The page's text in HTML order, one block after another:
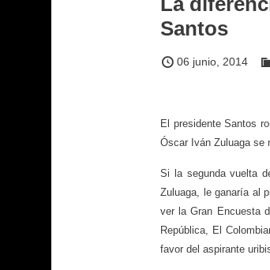
Santos
06 junio, 2014
El presidente Santos
Óscar Iván Zuluaga se
Si la segunda vuelta
Zuluaga, le ganaría al
ver la Gran Encuesta
República, El
favor del aspirante